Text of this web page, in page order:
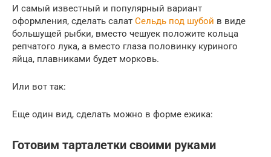
И самый известный и популярный вариант
оформления, сделать салат Сельдь под шубой в виде
большущей рыбки, вместо чешуек положите кольца
репчатого лука, а вместо глаза половинку куриного
яйца, плавниками будет морковь.
Или вот так:
Еще один вид, сделать можно в форме ежика:
Готовим тарталетки своими руками